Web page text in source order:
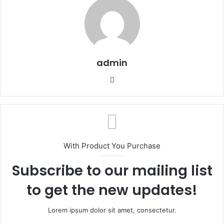
admin
b
s
i
e
With Product You Purchase
Subscribe to our mailing list
to get the new updates!
Lorem ipsum dolor sit amet, consectetur.